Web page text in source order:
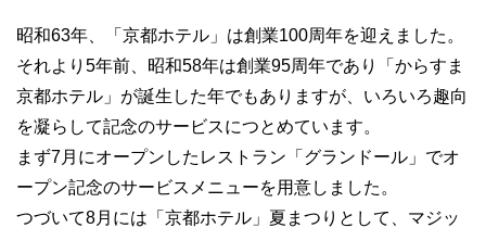
昭和63年、「京都ホテル」は創業100周年を迎えました。
それより5年前、昭和58年は創業95周年であり「からすま
京都ホテル」が誕生した年でもありますが、いろいろ趣向
を凝らして記念のサービスにつとめています。
まず7月にオープンしたレストラン「グランドール」でオ
ープン記念のサービスメニューを用意しました。
つづいて8月には「京都ホテル」夏まつりとして、マジッ